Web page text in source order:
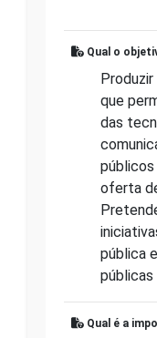
Qual o
que
das
públicos
oferta
pública
Qual é a